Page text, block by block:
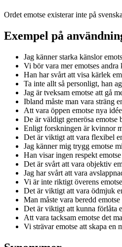
Ordet emotse existerar inte på
Exempel på
Jag känner starka känslor
Vi bör vara mer emotses
Han har svårt att visa kärlek
Ta inte allt så personligt, han
Jag är tveksam emotse att gå
Ibland måste man vara sträng
Att vara öppen emotse nya
De är väldigt generösa emotse
Enligt forskningen är kvinnor
Det är viktigt att vara flexibel
Jag känner mig trygg emotse
Han visar ingen respekt
Det är svårt att vara objektiv
Jag har svårt att vara
Vi är inte riktigt överens
Det är viktigt att vara ödmjuk
Man måste vara beredd
Det är viktigt att kunna förlåta
Att vara tacksam emotse det
Vi strävar emotse att skapa en